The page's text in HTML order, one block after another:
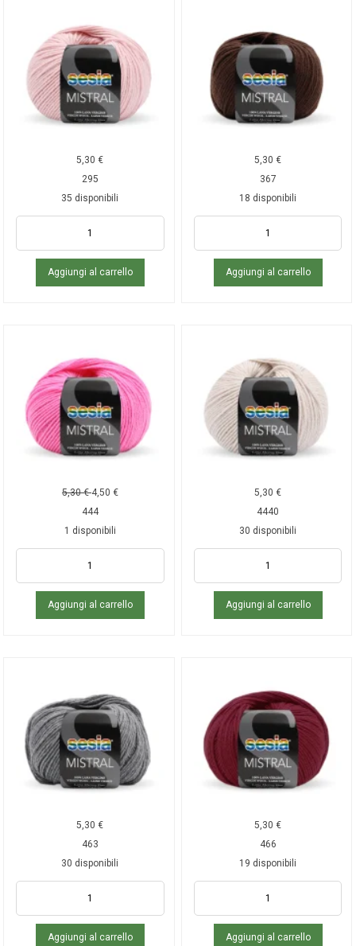
5,30€
295
35 disponibili
Aggiungi al carrello
5,30€
367
18 disponibili
Aggiungi al carrello
5,30€ 4,50 €
444
1 disponibili
Aggiungi al carrello
5,30€
4440
30 disponibili
Aggiungi al carrello
5,30€
463
30 disponibili
Aggiungi al carrello
5,30€
466
19 disponibili
Aggiungi al carrello